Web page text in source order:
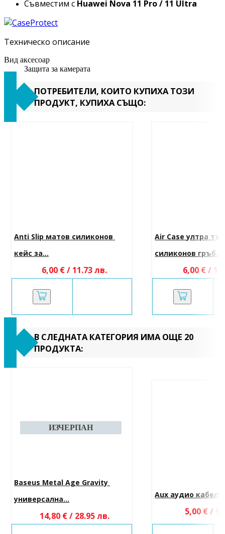
Съвместим с Huawei Nova 11 Pro / 11 Ultra
Техническо описание
Вид аксесоар
Защита за камерата
ПОТРЕБИТЕЛИ, КОИТО КУПИХА ТОЗИ
ПРОДУКТ, КУПИХА СЪЩО:
Anti Slip матов силиконов
кейс за...
6,00 € / 11.73 лв.
Air Case ултра
силиконов гръб...
6,00 € /
В СЛЕДНАТА КАТЕГОРИЯ ИМА ОЩЕ 20
ПРОДУКТА:
Baseus Metal Age Gravity
универсална...
14,80 € / 28.95 лв.
Aux аудио кабел
5,00 € /